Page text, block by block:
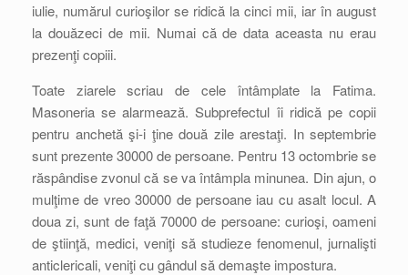
iulie, numărul curioşilor se ridică la cinci mii, iar în august
la douăzeci de mii. Numai că de data aceasta nu erau
prezenţi copiii.
Toate ziarele scriau de cele întâmplate la Fatima.
Masoneria se alarmează. Subprefectul îi ridică pe copii
pentru anchetă şi-i ţine două zile arestaţi. In septembrie
sunt prezente 30000 de persoane. Pentru 13 octombrie se
răspândise zvonul că se va întâmpla minunea. Din ajun, o
mulţime de vreo 30000 de persoane iau cu asalt locul. A
doua zi, sunt de faţă 70000 de persoane: curioşi, oameni
de ştiinţă, medici, veniţi să studieze fenomenul, jurnalişti
anticlericali, veniţi cu gândul să demaşte impostura.